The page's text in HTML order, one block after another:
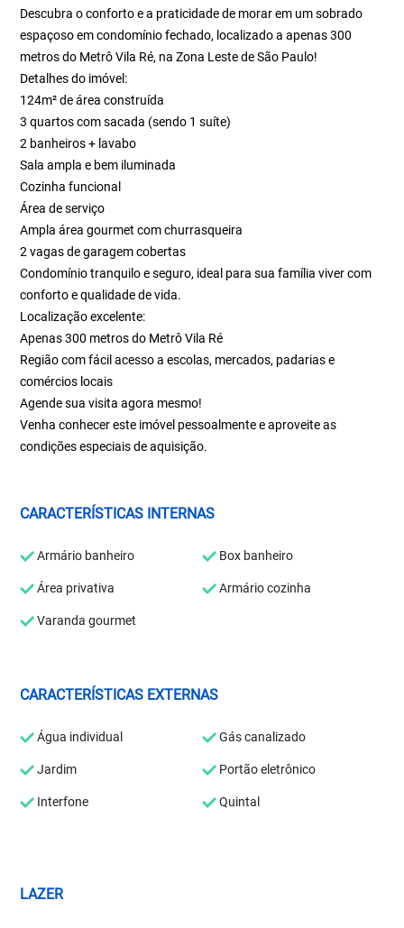
Descubra o conforto e a praticidade de morar em um sobrado
espaçoso em condomínio fechado, localizado a apenas 300
metros do Metrô Vila Ré, na Zona Leste de São Paulo!
Detalhes do imóvel:
124m² de área construída
3 quartos com sacada (sendo 1 suíte)
2 banheiros + lavabo
Sala ampla e bem iluminada
Cozinha funcional
Área de serviço
Ampla área gourmet com churrasqueira
2 vagas de garagem cobertas
Condomínio tranquilo e seguro, ideal para sua família viver com
conforto e qualidade de vida.
Localização excelente:
Apenas 300 metros do Metrô Vila Ré
Região com fácil acesso a escolas, mercados, padarias e
comércios locais
Agende sua visita agora mesmo!
Venha conhecer este imóvel pessoalmente e aproveite as
condições especiais de aquisição.
CARACTERÍSTICAS INTERNAS
Armário banheiro Box banheiro
Área privativa Armário cozinha
Varanda gourmet
CARACTERÍSTICAS EXTERNAS
Água individual Gás canalizado
Jardim Portão eletrônico
Interfone Quintal
LAZER